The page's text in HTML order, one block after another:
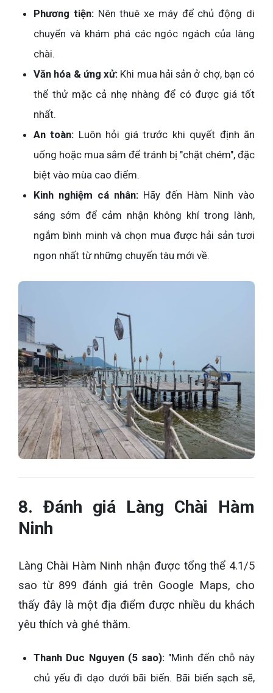
Phương tiện:Nên thuê xe máy để chủ động di
chuyển và khám phá các ngóc ngách của làng
chài.
Văn hóa & ứng xử: Khi mua hải sản ở chợ, bạn có
thể thử mặc cả nhẹ nhàng để có được giá tốt
nhất.
An toàn: Luôn hỏi giá trước khi quyết định ăn
uống hoặc mua sắm để tránh bị "chặt chém", đặc
biệt vào mùa cao điểm.
Kinh nghiệm cá nhân: Hãy đến Hàm Ninh vào
sáng sớm để cảm nhận không khí trong lành,
ngắm bình minh và chọn mua được hải sản tươi
ngon nhất từ những chuyến tàu mới về.
8. Đánh giá Làng Chài Hàm
Ninh
Làng Chài Hàm Ninh nhận được tổng thể 4.1/5
sao từ 899 đánh giá trên Google Maps, cho
thấy đây là một địa điểm được nhiều du khách
yêu thích và ghé thăm.
Thanh Duc Nguyen (5 sao): "Mình đến chỗ này
chủ yếu đi dạo dưới bãi biển. Bãi biển sạch sẽ,